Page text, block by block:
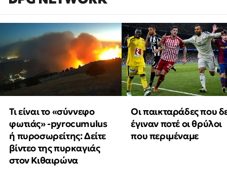
Τι είναι το «σύννεφο
φωτιάς» -pyrocumulus
ή πυροσωρείτης: Δείτε
βίντεο της πυρκαγιάς
στον Κιθαιρώνα
Οι παικταράδες που
έγιναν ποτέ οι θρύλοι
που περιμέναμε